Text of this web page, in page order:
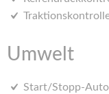
Umwelt
Start/Stopp-